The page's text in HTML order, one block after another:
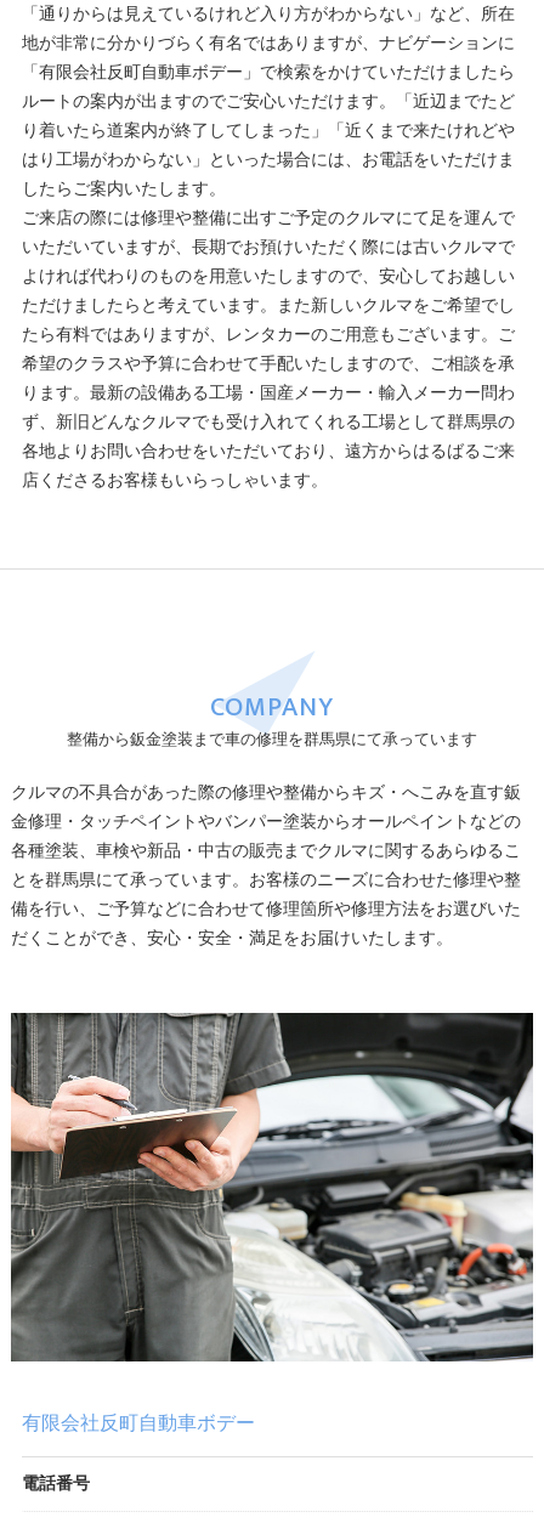
「通りからは見えているけれど入り方がわからない」など、所在
地が非常に分かりづらく有名ではありますが、ナビゲーションに
「有限会社反町自動車ボデー」で検索をかけていただけましたら
ルートの案内が出ますのでご安心いただけます。「近辺までたど
り着いたら道案内が終了してしまった」「近くまで来たけれどや
はり工場がわからない」といった場合には、お電話をいただけま
したらご案内いたします。
ご来店の際には修理や整備に出すご予定のクルマにて足を運んで
いただいていますが、長期でお預けいただく際には古いクルマで
よければ代わりのものを用意いたしますので、安心してお越しい
ただけましたらと考えています。また新しいクルマをご希望でし
たら有料ではありますが、レンタカーのご用意もございます。ご
希望のクラスや予算に合わせて手配いたしますので、ご相談を承
ります。最新の設備ある工場・国産メーカー・輸入メーカー問わ
ず、新旧どんなクルマでも受け入れてくれる工場として群馬県の
各地よりお問い合わせをいただいており、遠方からはるばるご来
店くださるお客様もいらっしゃいます。
整備から鈑金塗装まで車の修理を群馬県にて承っています
COMPANY
クルマの不具合があった際の修理や整備からキズ・へこみを直す鈑
金修理・タッチペイントやバンパー塗装からオールペイントなどの
各種塗装、車検や新品・中古の販売までクルマに関するあらゆるこ
とを群馬県にて承っています。お客様のニーズに合わせた修理や整
備を行い、ご予算などに合わせて修理箇所や修理方法をお選びいた
だくことができ、安心・安全・満足をお届けいたします。
有限会社反町自動車ボデー
電話番号